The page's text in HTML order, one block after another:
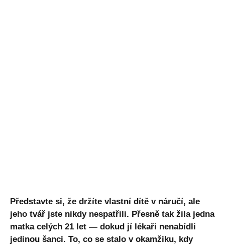
Představte si, že držíte vlastní dítě v náručí, ale
jeho tvář jste nikdy nespatřili. Přesně tak žila jedna
matka celých 21 let — dokud jí lékaři nenabídli
jedinou šanci. To, co se stalo v okamžiku, kdy